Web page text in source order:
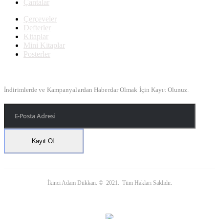
Çantalar
Çerçeveler
Defterler
Kitaplar
Mini Kitaplar
Posterler
İndirimlerde ve Kampanyalardan Haberdar Olmak İçin Kayıt Olunuz.
İkinci Adam Dükkan. © 2021. Tüm Hakları Saklıdır.